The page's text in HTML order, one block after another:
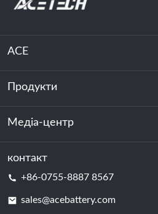
ACE
Про нас
Стійкість
Продукти
Зберігання енергії
Центр обробки даних та
Медіа-центр
Новини
контакт
+86-0755-8887 8567
sales@acebattery.com